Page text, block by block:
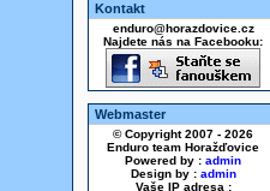
Kontakt
enduro@horazdovice.cz
Najdete nás na Facebooku:
Webmaster
© Copyright 2007 - 2026
Enduro team Horažďovice
Powered by : admin
Design by : admin
Vaše IP adresa :